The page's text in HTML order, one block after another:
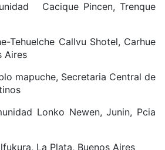
Cacique Pincen, Trenque
Tehuelche Callvu Shotel, Carhue
Aires
mapuche, Secretaria Central de
Lonko Newen, Junin, Pcia
La Plata, Buenos Aires